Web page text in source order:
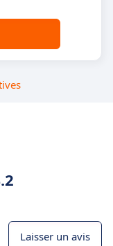
Laisser un avis